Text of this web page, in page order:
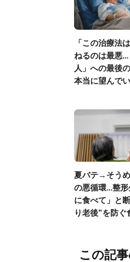
「この治療法
ねるのは最悪
人」への最後
本当に望んで
夏バテ→そう
の悪循環...整
に食べて」と
り老後"を防ぐ
この記